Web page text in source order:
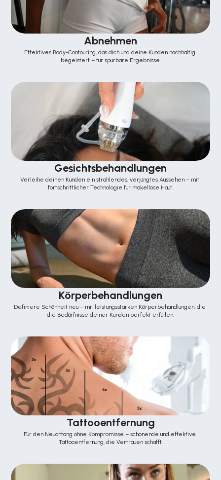
Abnehmen
Effektives Body-Contouring, das dich und deine Kunden nachhaltig
begeistert – für spürbare Ergebnisse.
Gesichtsbehandlungen
Verleihe deinen Kunden ein strahlendes, verjüngtes Aussehen – mit
fortschrittlicher Technologie für makellose Haut.
Körperbehandlungen
Definiere Schönheit neu – mit leistungsstarken Körperbehandlungen, die
die Bedürfnisse deiner Kunden perfekt erfüllen.
Tattooentfernung
Für den Neuanfang ohne Kompromisse – schonende und effektive
Tattooentfernung, die Vertrauen schafft.